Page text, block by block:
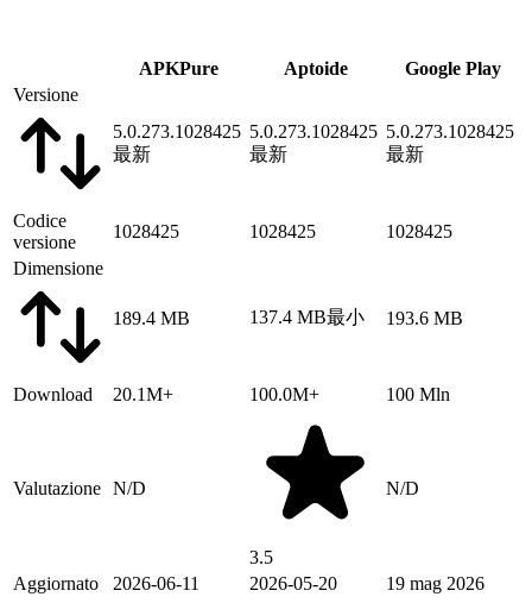
APKPure Aptoide
Google Play
Versione
5.0.273.1028425
最新
5.0.273.1028425
最新
5.0.273.1028425
最新
Codice
versione
1028425 1028425
1028425
Dimensione
189.4 MB 137.4 MB最小 193.6 MB
Download 20.1M+ 100.0M+ 100 Mln
Valutazione N/D
3.5
N/D
Aggiornato 2026-06-11 2026-05-20
19 mag 2026